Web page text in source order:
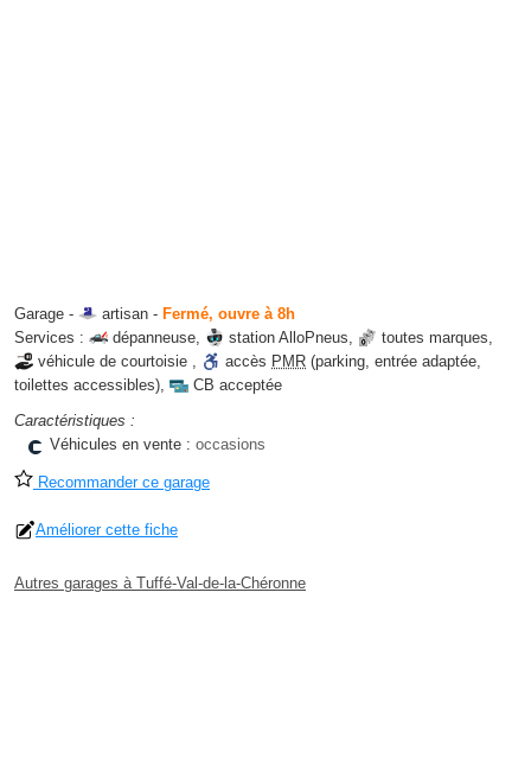
Garage - artisan - Fermé, ouvre à 8h
Services :
dépanneuse, station AlloPneus, toutes marques,
véhicule de courtoisie , accès PMR (parking, entrée adaptée,
toilettes accessibles),
CB acceptée
Caractéristiques :
Véhicules en vente : occasions
Recommander ce garage
Améliorer cette fiche
Autres garages à Tuffé-Val-de-la-Chéronne